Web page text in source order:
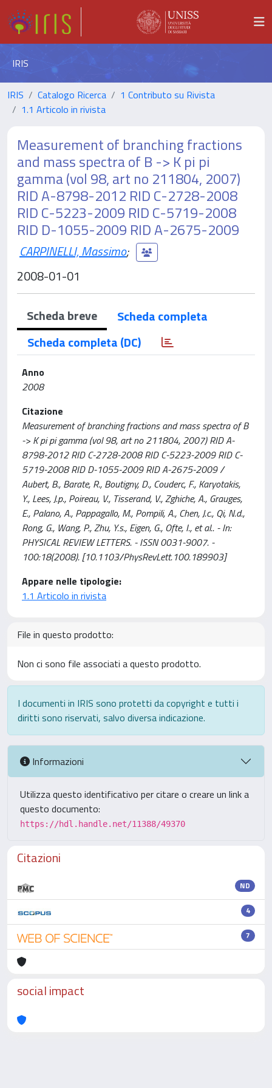
IRIS
IRIS Catalogo Ricerca
1 Contributo su Rivista
1.1 Articolo in rivista
Measurement of branching fractions
and mass spectra of B -> K pi pi
gamma (vol 98, art no 211804, 2007)
RID A-8798-2012 RID C-2728-2008
RID C-5223-2009 RID C-5719-2008
RID D-1055-2009 RID A-2675-2009
CARPINELLI, Massimo;
2008-01-01
Scheda breve
Scheda completa
Scheda completa (DC)
Anno
2008
Citazione
Measurement of branching fractions and mass spectra of B
-> K pi pi gamma (vol 98, art no 211804, 2007) RID A-
8798-2012 RID C-2728-2008 RID C-5223-2009 RID C-
5719-2008 RID D-1055-2009 RID A-2675-2009 /
Aubert, B., Barate, R., Boutigny, D., Couderc, F., Karyotakis,
Y., Lees, J.p., Poireau, V., Tisserand, V., Zghiche, A., Grauges,
E., Palano, A., Pappagallo, M., Pompili, A., Chen, J.c., Qi, N.d.,
Rong, G., Wang, P., Zhu, Y.s., Eigen, G., Ofte, I., et al.. - In:
PHYSICAL REVIEW LETTERS. - ISSN 0031-9007. -
100:18(2008). [10.1103/PhysRevLett.100.189903]
Appare nelle tipologie:
1.1 Articolo in rivista
File in questo prodotto:
Non ci sono file associati a questo prodotto.
I documenti in IRIS sono protetti da copyright e tutti i
diritti sono riservati, salvo diversa indicazione.
Informazioni
Utilizza questo identificativo per citare o creare un link a
questo documento:
https://hdl.handle.net/11388/49370
Citazioni
ND
4
7
social impact